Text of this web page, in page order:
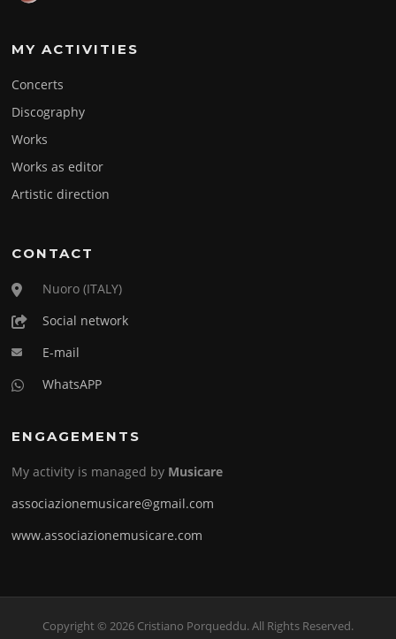
MY ACTIVITIES
Concerts
Discography
Works
Works as editor
Artistic direction
CONTACT
Nuoro (ITALY)
Social network
E-mail
WhatsAPP
ENGAGEMENTS
My activity is managed by Musicare
associazionemusicare@gmail.com
www.associazionemusicare.com
Copyright © 2026 Cristiano Porqueddu. All Rights Reserved.